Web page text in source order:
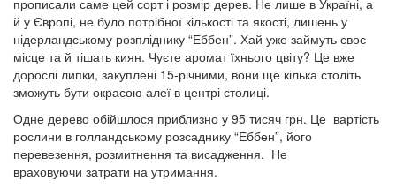
прописали саме цей сорт і розмір дерев. Не лише в Україні, а
й у Європі, не було потрібної кількості та якості, лишень у
нідерландському розпліднику “Еббен”. Хай уже займуть своє
місце та й тішать киян. Чуєте аромат їхнього цвіту? Це вже
дорослі липки, закуплені 15-річними, вони ще кілька століть
зможуть бути окрасою алеї в центрі столиці.
Одне дерево обійшлося приблизно у 95 тисяч грн. Це вартість
рослини в голландському розсаднику “Еббен”, його
перевезення, розмитнення та висадження. Не
враховуючи затрати на утримання.